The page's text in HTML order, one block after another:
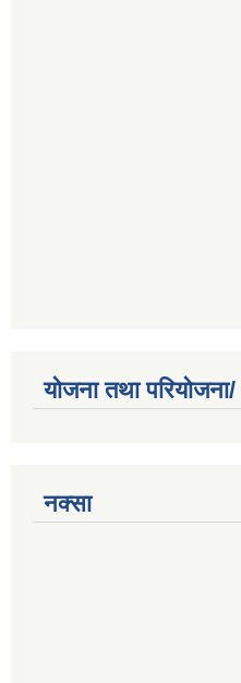
योजना तथा
नक्सा